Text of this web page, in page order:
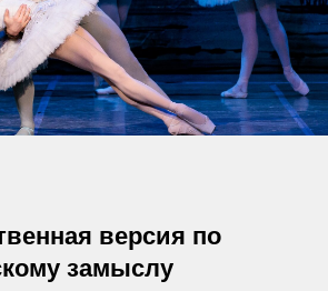
версия по
замыслу